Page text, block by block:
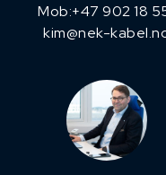
​Mob:+47 902 18
kim@nek-